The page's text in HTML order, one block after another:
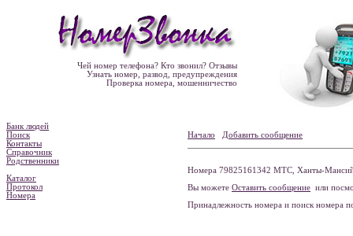
Чей номер телефона? Кто звонил? Отзывы
Узнать номер, развод, предупреждения
Проверка номера, мошенничество
Банк людей
Поиск
Контакты
Справочник
Родственники
Каталог
Протокол
Номера
Начало Добавить сообщение
Номера 79825161342 МТС, Ханты-
Вы можете Оставить сообщение или
Принадлежность номера и поиск номера